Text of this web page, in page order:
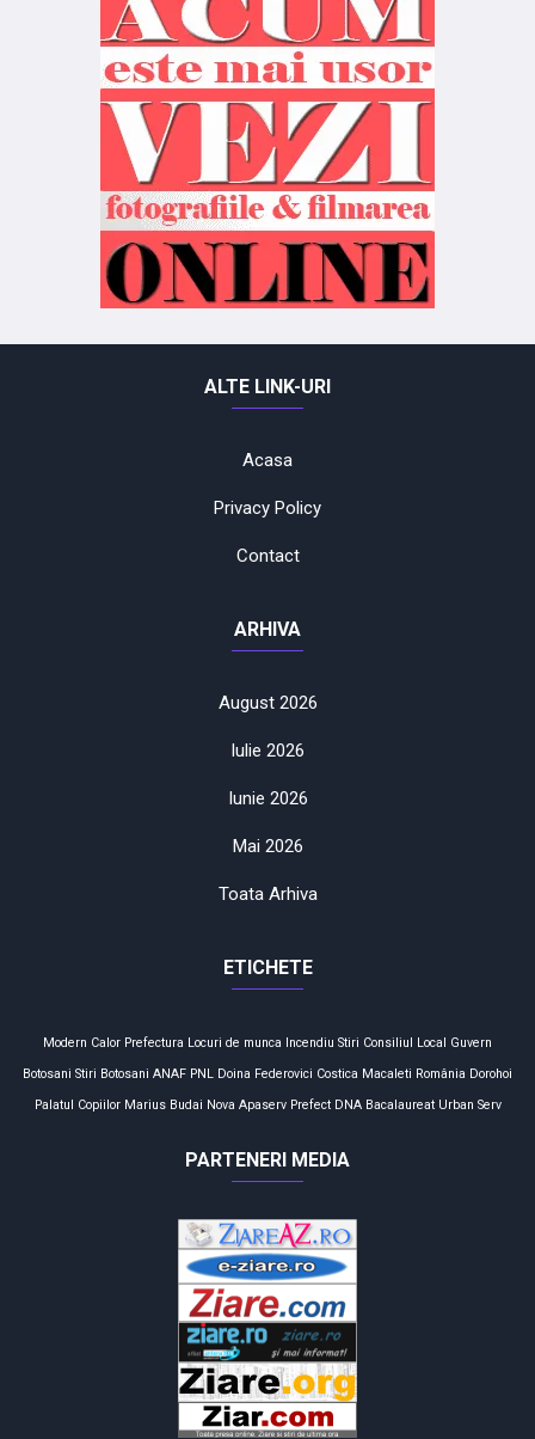
ALTE LINK-URI
Acasa
Privacy Policy
Contact
ARHIVA
August 2026
Iulie 2026
Iunie 2026
Mai 2026
Toata Arhiva
ETICHETE
Modern Calor Prefectura Locuri de munca Incendiu Stiri Consiliul Local Guvern
Botosani Stiri Botosani ANAF PNL Doina Federovici Costica Macaleti România Dorohoi
Palatul Copiilor Marius Budai Nova Apaserv Prefect DNA Bacalaureat Urban Serv
PARTENERI MEDIA